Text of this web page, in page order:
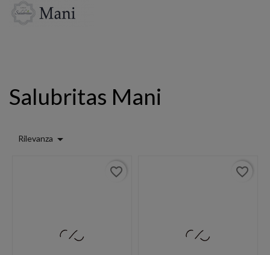
Salubritas Mani
Rilevanza 
favorite_border favorite_border